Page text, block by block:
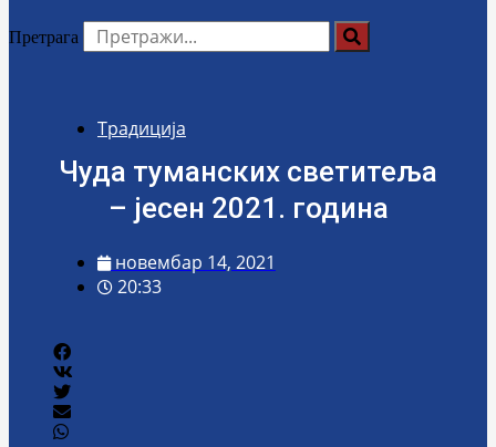
Претрага
Традиција
Чуда туманских светитеља
– јесен 2021. година
новембар 14, 2021
20:33